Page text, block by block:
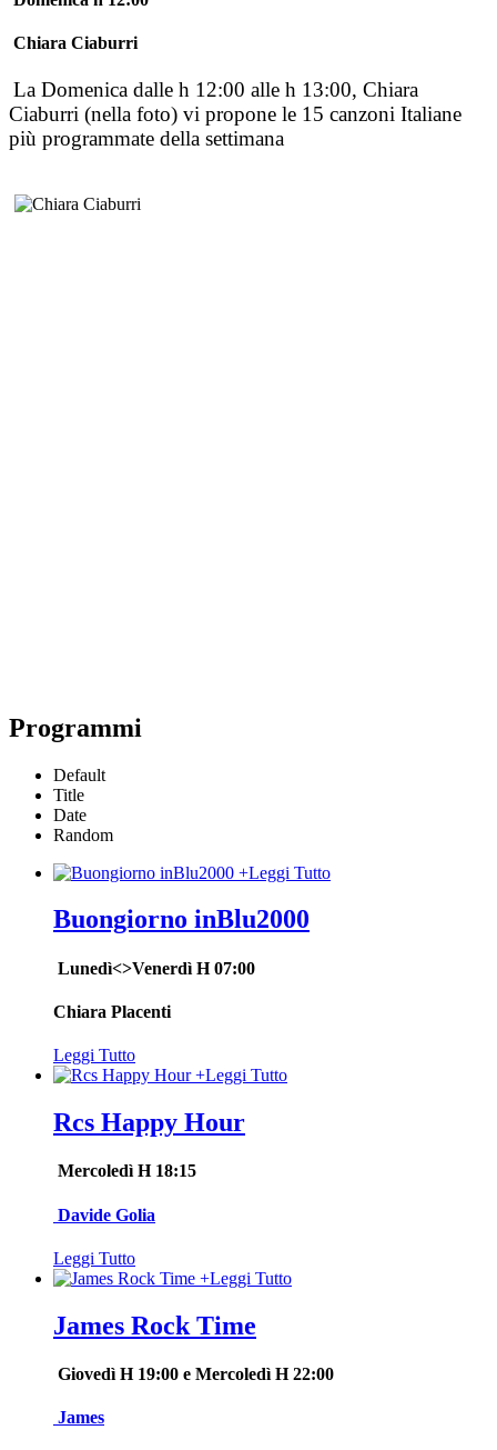
Chiara Ciaburri
La Domenica dalle h 12:00 alle h 13:00, Chiara
Ciaburri (nella foto) vi propone le 15 canzoni Italiane
più programmate della settimana
Programmi
Default
Title
Date
Random
+Leggi Tutto
Buongiorno inBlu2000
Lunedì<>Venerdì H 07:00
Chiara Placenti
Leggi Tutto
+Leggi Tutto
Rcs Happy Hour
Mercoledì H 18:15
Davide Golia
Leggi Tutto
+Leggi Tutto
James Rock Time
Giovedì H 19:00 e Mercoledì H 22:00
James